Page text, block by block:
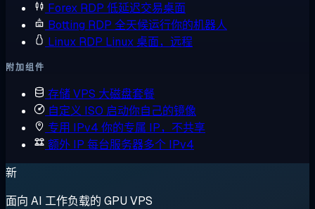
Forex RDP 低延迟交易桌面
Botting RDP 全天候运行你的机器人
Linux RDP Linux 桌面，远程
附加组件
存储 VPS 大磁盘套餐
自定义 ISO 启动你自己的镜像
专用 IPv4 你的专属 IP，不共享
额外 IP 每台服务器多个 IPv4
新
面向 AI 工作负载的 GPU VPS